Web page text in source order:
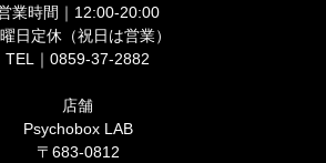
業時間｜12:00-20:00
日定休（祝日は営業）
TEL｜0859-37-2882
店舗
Psychobox LAB
〒683-0812